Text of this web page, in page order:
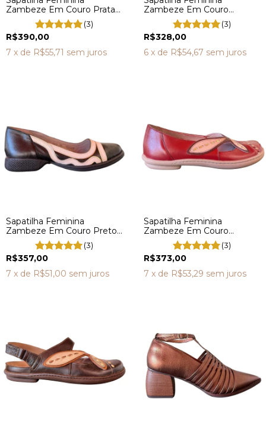
Zambeze Em Couro Prata
GR0009
(3)
R$390,00
7 x de R$55,71 sem juros
Zambeze Em Couro
Dourado GZ0002 (3)
R$328,00
6 x de R$54,67 sem juros
Sapatilha Feminina
Zambeze Em Couro Preto
GZ0003
(3)
R$357,00
7 x de R$51,00 sem juros
Sapatilha Feminina
Zambeze Em Couro
Vermelho Boneca GG0012
(3)
R$373,00
7 x de R$53,29 sem juros